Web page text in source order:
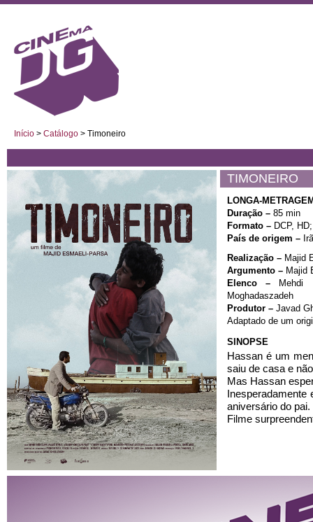
Início > Catálogo > Timoneiro
TIMONEIRO
LONGA-
Duração – 85 min
Formato – DCP,
País de origem –
Realização – Majid
Argumento – Majid
Elenco – Mehdi
Moghadaszadeh
Produtor – Javad
Adaptado de um
SINOPSE
Hassan é um
saiu de casa e
Mas Hassan
Inesperadamente
aniversário do pai.
Filme